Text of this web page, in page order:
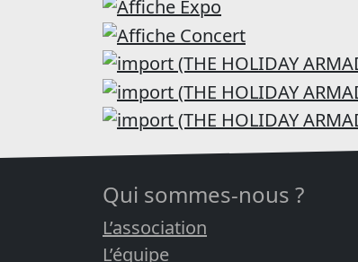
Qui sommes-nous ?
L’association
L’équipe